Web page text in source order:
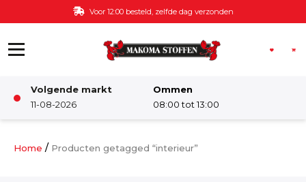
Ga naar de inhoud Gratis bezorging v.a. €60,-
Volgende markt
11-08-2026
Ommen
08:00 tot 13:00
Damesstoffen
Home / Producten getagged “interieur”